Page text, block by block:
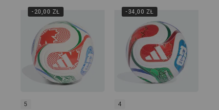
-20,00 ZŁ
5
-34,00 ZŁ
4